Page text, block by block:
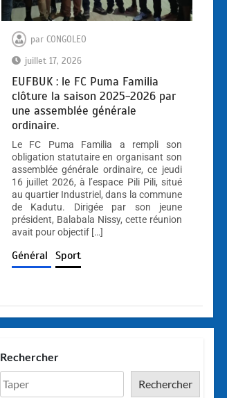
par CONGOLEO
juillet 17, 2026
EUFBUK : le FC Puma Familia
clôture la saison 2025-2026 par
une assemblée générale
ordinaire.
Le FC Puma Familia a rempli son
obligation statutaire en organisant son
assemblée générale ordinaire, ce jeudi
16 juillet 2026, à l’espace Pili Pili, situé
au quartier Industriel, dans la commune
de Kadutu. Dirigée par son jeune
président, Balabala Nissy, cette réunion
avait pour objectif […]
Général Sport
Rechercher
Rechercher